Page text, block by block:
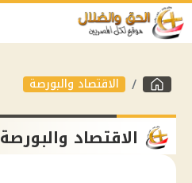
الاقتصاد والبورصة
الاقتصاد والبورصة